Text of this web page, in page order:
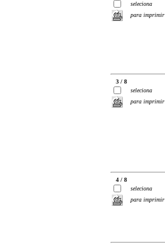
seleciona
para imprimir
3 / 8
seleciona
para imprimir
4 / 8
seleciona
para imprimir